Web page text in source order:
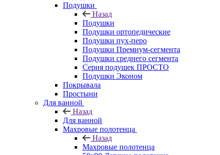
Подушки
Назад
Подушки
Подушки ортопедические
Подушки пух-перо
Подушки Премиум-сегмента
Подушки среднего сегмента
Серия подушек ПРОСТО
Подушки Эконом
Покрывала
Простыни
Для ванной
Назад
Для ванной
Махровые полотенца
Назад
Махровые полотенца